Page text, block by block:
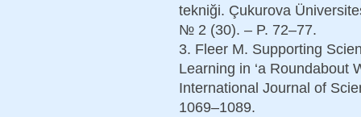
tekniği. Çukurova
№ 2 (30). – P. 72–77.
3. Fleer M. Supporting
Learning in ‘a Roundabout
International Journal of
1069–1089.